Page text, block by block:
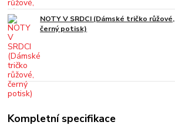
NOTY V SRDCI (Dámské tričko růžové,
černý potisk)
Kompletní specifikace